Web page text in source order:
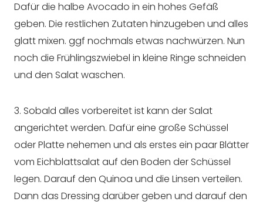
Dafür die halbe Avocado in ein hohes Gefäß
geben. Die restlichen Zutaten hinzugeben und alles
glatt mixen. ggf nochmals etwas nachwürzen. Nun
noch die Frühlingszwiebel in kleine Ringe schneiden
und den Salat waschen.
3. Sobald alles vorbereitet ist kann der Salat
angerichtet werden. Dafür eine große Schüssel
oder Platte nehemen und als erstes ein paar Blätter
vom Eichblattsalat auf den Boden der Schüssel
legen. Darauf den Quinoa und die Linsen verteilen.
Dann das Dressing darüber geben und darauf den